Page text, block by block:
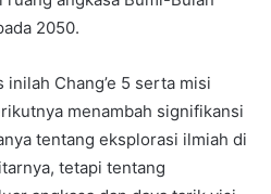
2050.
Chang’e 5 serta misi
menambah signifikansi
tentang eksplorasi ilmiah di
tetapi tentang